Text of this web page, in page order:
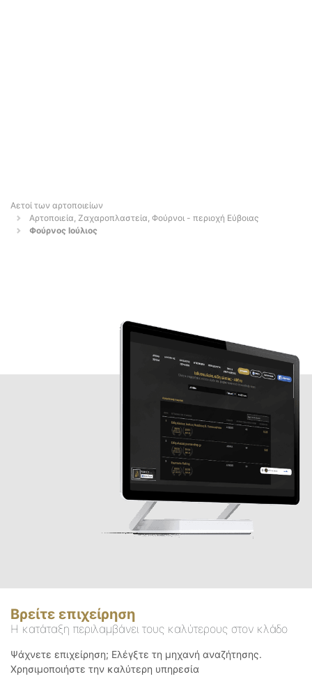
Αετοί των αρτοποιείων
Αρτοποιεία, Ζαχαροπλαστεία, Φούρνοι - περιοχή Εύβοιας
Φούρνος Ιούλιος
Βρείτε επιχείρηση
Η κατάταξη περιλαμβάνει τους καλύτερους στον κλάδο
Ψάχνετε επιχείρηση; Ελέγξτε τη μηχανή αναζήτησης.
Χρησιμοποιήστε την καλύτερη υπηρεσία